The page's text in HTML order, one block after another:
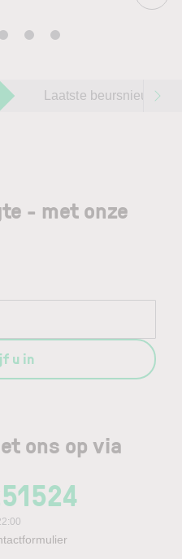
Laatste beursnieuws
ons op via
- met onze
u in